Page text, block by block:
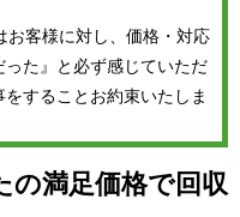
お客様に対し、価格・対応
た』と必ず感じていただ
することお約束いたしま
の満足価格で回収